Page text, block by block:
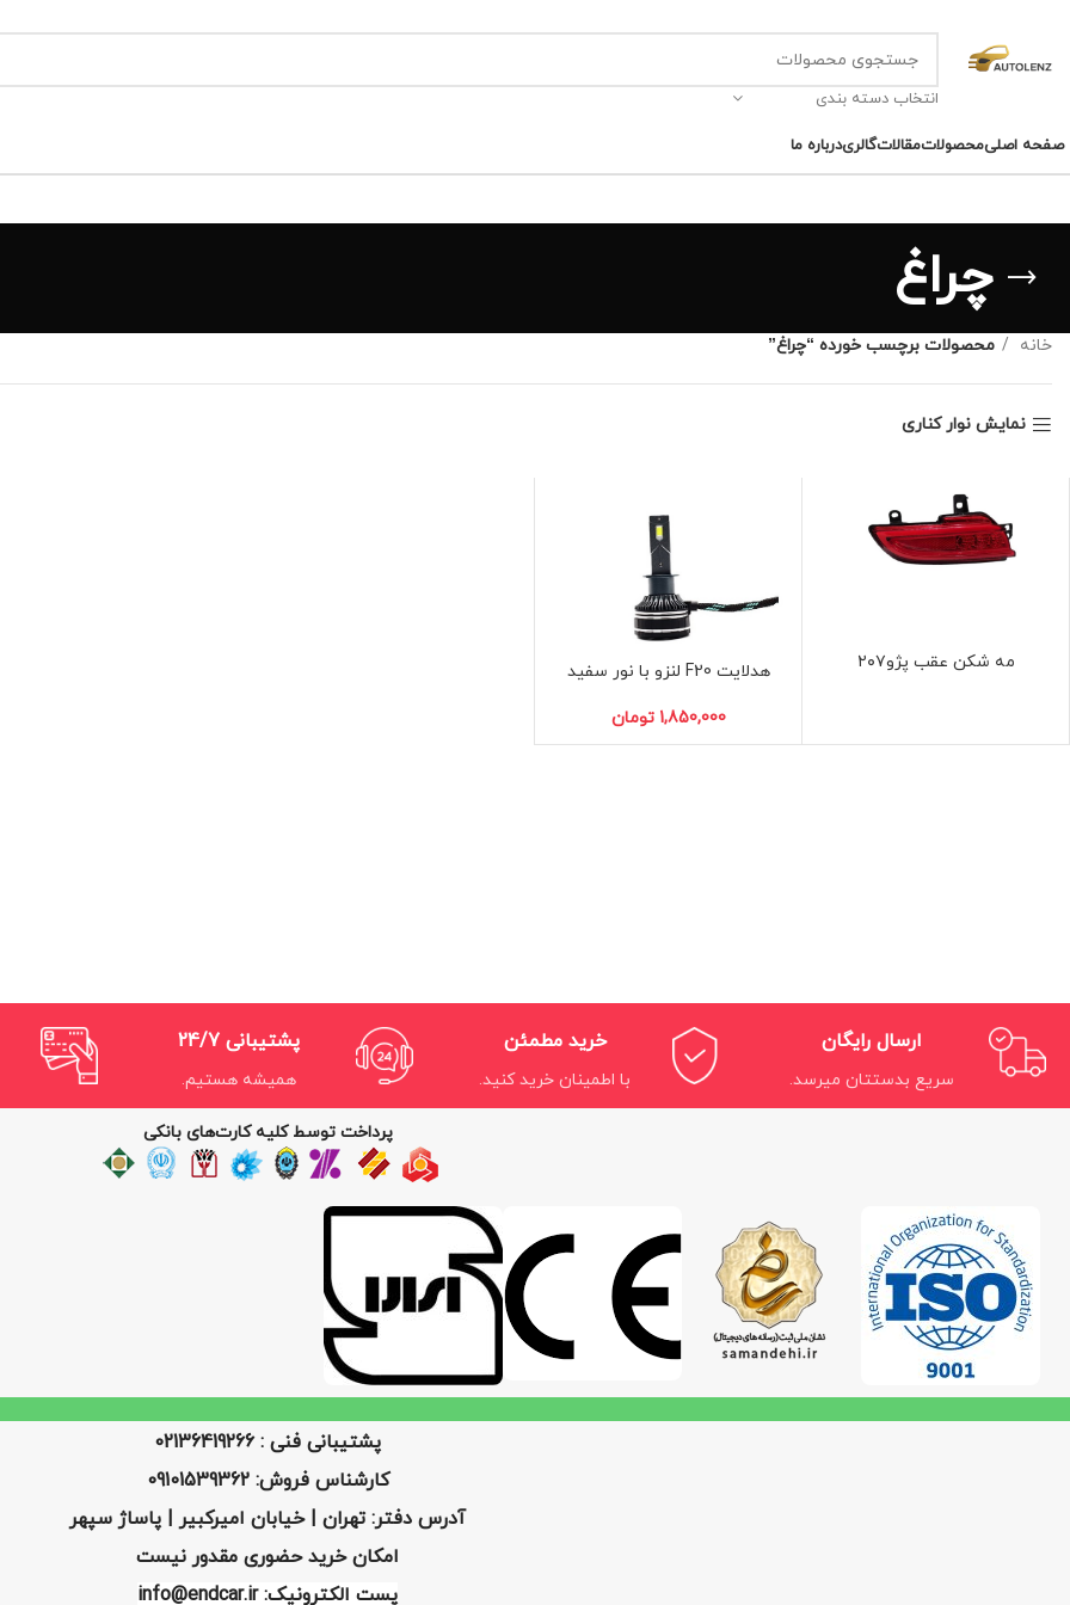
انتخاب دسته بندی
صفحه اصلیمحصولاتمقالاتگالریدرباره ما
چراغ
خانه محصولات برچسب خورده “چراغ”
نمایش نوار کناری
مه شکن عقب پژو۲۰۷ هدلایت F20 لنزو با نور سفید
تومان
ارسال رایگان
سریع بدستتان میرسد.
خرید مطمئن
با اطمینان خرید کنید.
پشتیبانی 24/7
همیشه هستیم.
پرداخت توسط کلیه کارت‌های بانکی
پشتیبانی فنی : 02136419266
کارشناس فروش: 09101539362
آدرس دفتر: تهران | خیابان امیرکبیر | پاساژ سپهر
امکان خرید حضوری مقدور نیست
پست الکترونیک: info@endcar.ir